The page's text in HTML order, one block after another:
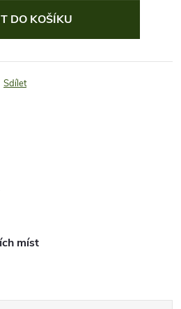
DO KOŠÍKU
Sdílet
míst